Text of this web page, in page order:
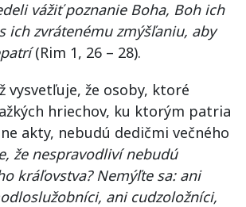
vážiť poznanie Boha, Boh ich
ich zvrátenému zmýšľaniu, aby
(Rim 1, 26 – 28).
vysvetľuje, že osoby, ktoré
hriechov, ku ktorým patria
akty, nebudú dedičmi večného
že nespravodliví nebudú
kráľovstva? Nemýľte sa: ani
ani cudzoložníci,